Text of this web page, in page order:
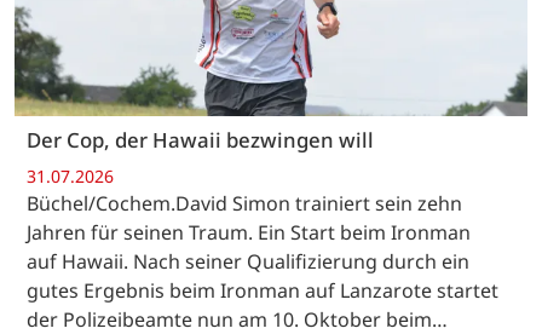
Der Cop, der Hawaii bezwingen will
31.07.2026
Büchel/Cochem.David Simon trainiert sein zehn
Jahren für seinen Traum. Ein Start beim Ironman
auf Hawaii. Nach seiner Qualifizierung durch ein
gutes Ergebnis beim Ironman auf Lanzarote startet
der Polizeibeamte nun am 10. Oktober beim…